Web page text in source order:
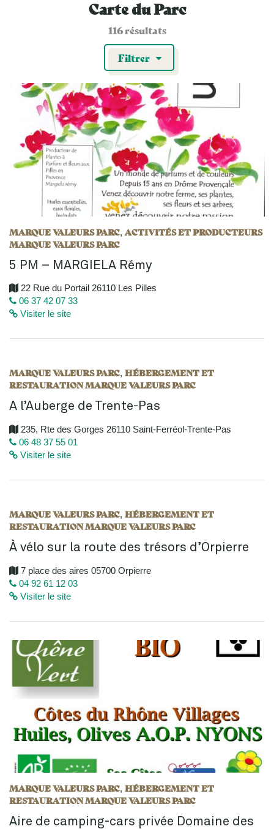
Carte du Parc
116 résultats
Filtrer
MARQUE VALEURS PARC, ACTIVITÉS ET PRODUCTEURS
MARQUE VALEURS PARC
5 PM – MARGIELA Rémy
22 Rue du Portail 26110 Les Pilles
06 37 42 07 33
Visiter le site
MARQUE VALEURS PARC, HÉBERGEMENT ET
RESTAURATION MARQUE VALEURS PARC
A l’Auberge de Trente-Pas
235, Rte des Gorges 26110 Saint-Ferréol-Trente-Pas
06 48 37 55 01
Visiter le site
MARQUE VALEURS PARC, HÉBERGEMENT ET
RESTAURATION MARQUE VALEURS PARC
À vélo sur la route des trésors d’Orpierre
7 place des aires 05700 Orpierre
04 92 61 12 03
Visiter le site
MARQUE VALEURS PARC, HÉBERGEMENT ET
RESTAURATION MARQUE VALEURS PARC
Aire de camping-cars privée Domaine des